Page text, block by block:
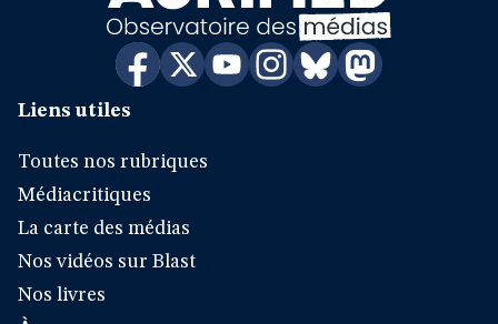
Liens utiles
Toutes nos rubriques
Médiacritiques
La carte des médias
Nos vidéos sur Blast
Nos livres